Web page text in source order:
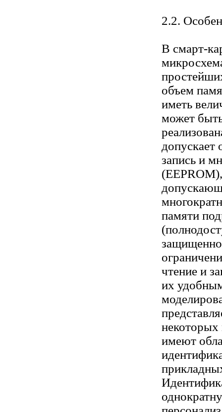
2.2.
В смарт-
объем
иметь
может
допускает
запись и
(EEPROM),
памяти
чтение и
их
имеют